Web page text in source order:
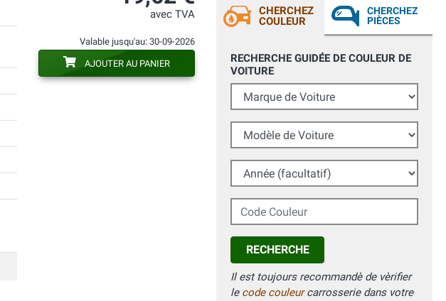
avec TVA
Valable jusqu'au: 30-09-2026
AJOUTER AU PANIER
CHERCHEZ
COULEUR
CHERCHEZ
PIÈCES
RECHERCHE GUIDÉE DE COULEUR DE
VOITURE
Marque de Voiture
Modèle de Voiture
Année (facultatif)
Code Couleur
RECHERCHE
Il est toujours recommandè de vèrifier
le code couleurcarrosserie dans votre